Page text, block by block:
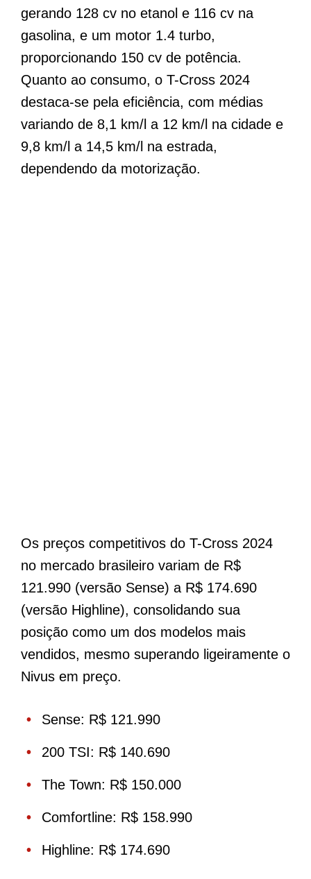
gerando 128 cv no etanol e 116 cv na
gasolina, e um motor 1.4 turbo,
proporcionando 150 cv de potência.
Quanto ao consumo, o T-Cross 2024
destaca-se pela eficiência, com médias
variando de 8,1 km/l a 12 km/l na cidade e
9,8 km/l a 14,5 km/l na estrada,
dependendo da motorização.
Os preços competitivos do T-Cross 2024
no mercado brasileiro variam de R$
121.990 (versão Sense) a R$ 174.690
(versão Highline), consolidando sua
posição como um dos modelos mais
vendidos, mesmo superando ligeiramente o
Nivus em preço.
Sense: R$ 121.990
200 TSI: R$ 140.690
The Town: R$ 150.000
Comfortline: R$ 158.990
Highline: R$ 174.690